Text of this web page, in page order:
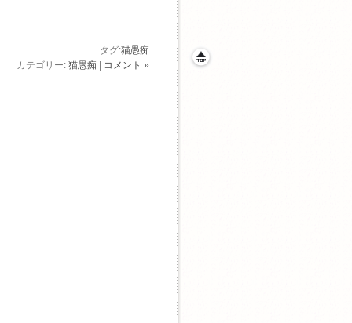
タグ:猫愚痴
カテゴリー: 猫愚痴 コメント »